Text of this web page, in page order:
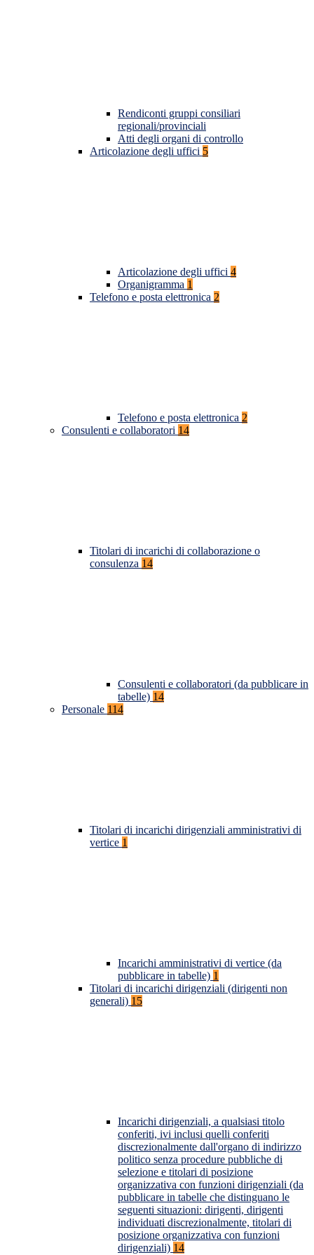
Rendiconti gruppi consiliari
regionali/provinciali
Atti degli organi di controllo
Articolazione degli uffici 5
Articolazione degli uffici 4
Organigramma 1
Telefono e posta elettronica 2
Telefono e posta elettronica 2
Consulenti e collaboratori 14
Titolari di incarichi di collaborazione o
consulenza 14
Consulenti e collaboratori (da pubblicare in
tabelle) 14
Personale 114
Titolari di incarichi dirigenziali amministrativi di
vertice 1
Incarichi amministrativi di vertice (da
pubblicare in tabelle) 1
Titolari di incarichi dirigenziali (dirigenti non
generali) 15
Incarichi dirigenziali, a qualsiasi titolo
conferiti, ivi inclusi quelli conferiti
discrezionalmente dall'organo di indirizzo
politico senza procedure pubbliche di
selezione e titolari di posizione
organizzativa con funzioni dirigenziali (da
pubblicare in tabelle che distinguano le
seguenti situazioni: dirigenti, dirigenti
individuati discrezionalmente, titolari di
posizione organizzativa con funzioni
dirigenziali) 14